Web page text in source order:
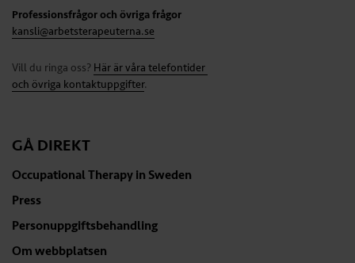
Professionsfrågor och övriga frågor
kansli@arbetsterapeuterna.se
Vill du ringa oss? Här är våra telefontider
och övriga kontaktuppgifter.
GÅ DIREKT
Occupational Therapy in Sweden
Press
Personuppgiftsbehandling
Om webbplatsen